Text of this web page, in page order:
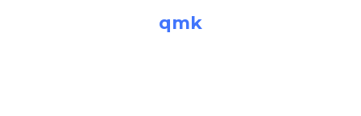
qmk